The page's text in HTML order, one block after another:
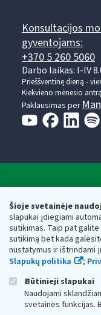
Šioje svetainėje
slapukai įdiegiami
sutikimas. Taip pat
sutikimą bet kada
nustatymus ir ištrindami
Slapukų politika
;
Būtinieji slapukai
Naudojami
svetainės funkcijas.
Konsultacijos
gyventojams:
+370 5 260 5060
Darbo laikas: I-IV
Prieššventinę dieną -
Kiekvieno mėnesio
Paklausimas per
Valstybinė
Respublikos
Biudžetinė įstaiga.
adresas: Vasario 16-
vmi@vmi.lt , E.
Duomenys apie
Respublikos finansų